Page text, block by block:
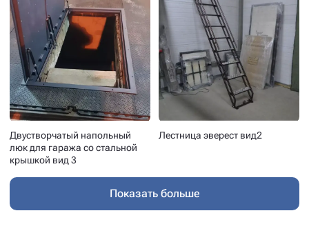
Двустворчатый напольный
люк для гаража со стальной
крышкой вид 3
Лестница эверест вид2
Показать больше